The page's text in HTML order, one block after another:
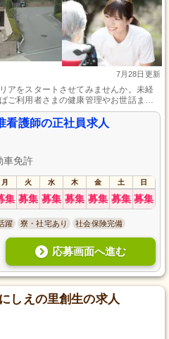
7月28日更新
アをスタートさせてみませんか。未経
ご利用者さまの健康管理やお世話まで
日と多く、仕事とプライベートのバラン
看護師の正社員求人
車免許
月 火 水 木 金 土 日
集 募集 募集 募集 募集 募集 募集
躍 寮・社宅あり 社会保険完備
応募画面へ進む
しえの里創生の求人